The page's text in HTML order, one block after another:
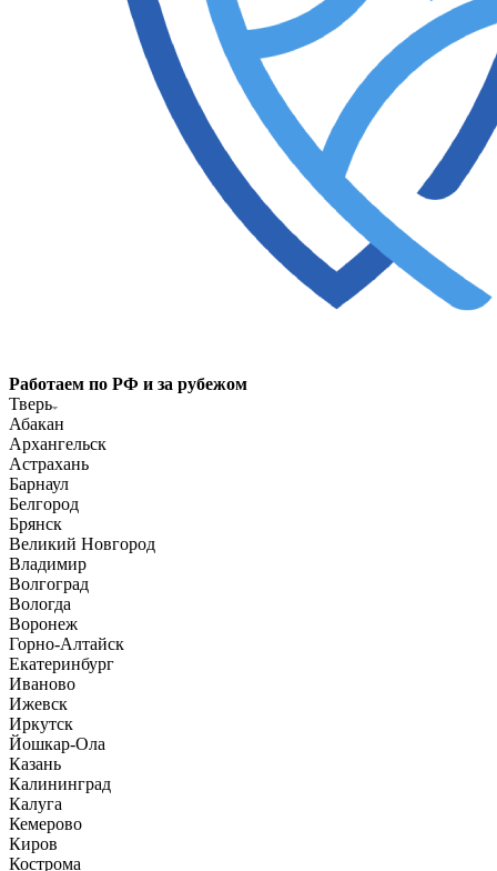
Работаем по РФ и за рубежом
Тверь
Абакан
Архангельск
Астрахань
Барнаул
Белгород
Брянск
Великий Новгород
Владимир
Волгоград
Вологда
Воронеж
Горно-Алтайск
Екатеринбург
Иваново
Ижевск
Иркутск
Йошкар-Ола
Казань
Калининград
Калуга
Кемерово
Киров
Кострома